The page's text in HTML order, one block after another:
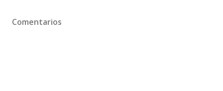
Comentarios